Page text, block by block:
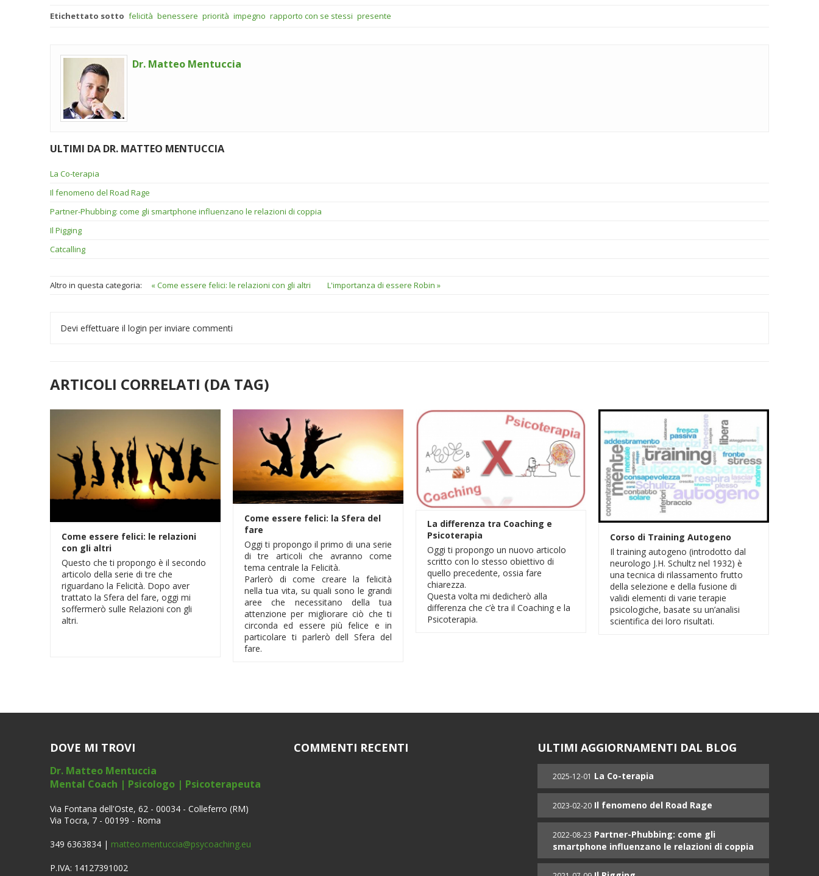
Etichettato sotto felicità benessere priorità impegno rapporto con se stessi presente
Dr. Matteo Mentuccia
ULTIMI DA DR. MATTEO MENTUCCIA
La Co-terapia
Il fenomeno del Road Rage
Partner-Phubbing: come gli smartphone influenzano le relazioni di coppia
Il Pigging
Catcalling
Altro in questa categoria: « Come essere felici: le relazioni con gli altri L'importanza di essere Robin »
Devi effettuare il login per inviare commenti
ARTICOLI CORRELATI (DA TAG)
Come essere felici: le relazioni
con gli altri
Questo che ti propongo è il secondo
articolo della serie di tre che
riguardano la Felicità. Dopo aver
trattato la Sfera del fare, oggi mi
soffermerò sulle Relazioni con gli
altri.
Come essere felici: la Sfera del
fare
Oggi ti propongo il primo di una serie
di tre articoli che avranno come
tema centrale la Felicità.
Parlerò di come creare la felicità
nella tua vita, su quali sono le grandi
aree che necessitano della tua
attenzione per migliorare ciò che ti
circonda ed essere più felice e in
particolare ti parlerò dell Sfera del
fare.
La differenza tra Coaching e
Psicoterapia
Oggi ti propongo un nuovo articolo
scritto con lo stesso obiettivo di
quello precedente, ossia fare
chiarezza.
Questa volta mi dedicherò alla
differenza che c’è tra il Coaching e la
Psicoterapia.
Corso di Training Autogeno
Il training autogeno (introdotto dal
neurologo J.H. Schultz nel 1932) è
una tecnica di rilassamento frutto
della selezione e della fusione di
validi elementi di varie terapie
psicologiche, basate su un’analisi
scientifica dei loro risultati.
DOVE MI TROVI
Dr. Matteo Mentuccia
Mental Coach | Psicologo | Psicoterapeuta
Via Fontana dell'Oste, 62 - 00034 - Colleferro (RM)
Via Tocra, 7 - 00199 - Roma
349 6363834 | matteo.mentuccia@psycoaching.eu
P.IVA: 14127391002
COMMENTI RECENTI ULTIMI AGGIORNAMENTI DAL BLOG
2025-12-01 La Co-terapia
2023-02-20 Il fenomeno del Road Rage
2022-08-23 Partner-Phubbing: come gli
smartphone influenzano le relazioni di coppia